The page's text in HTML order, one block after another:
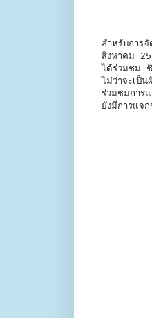
สำหรับการ
สิงหาคม
ได้ร่วมชม
ไม่ว่าจะเป็
ร่วมชมการ
ยังมีการแจ